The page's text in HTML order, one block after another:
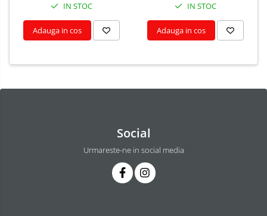
IN STOC
Adauga in cos
IN STOC
Adauga in cos
Social
Urmareste-ne in social media